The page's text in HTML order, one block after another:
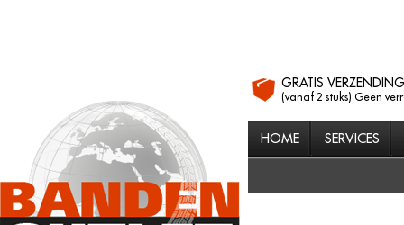
GRATIS VERZENDING
(vanaf 2 stuks) Geen
HOME SERVICES